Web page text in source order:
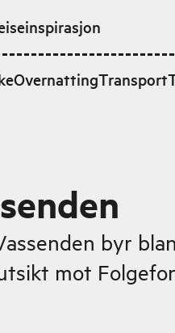
OvernattingTransport
byr
mot